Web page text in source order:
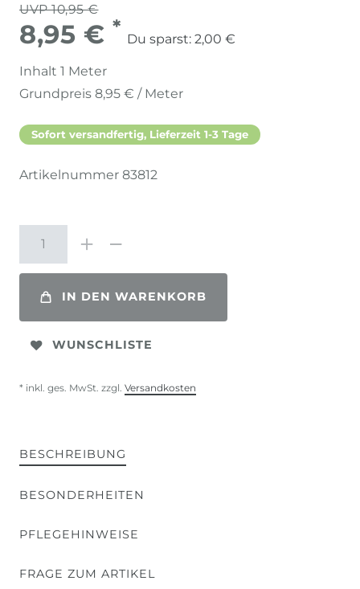
UVP 10,95 €
8,95 € *
Du sparst: 2,00 €
Inhalt 1 Meter
Grundpreis 8,95 € / Meter
Sofort versandfertig, Lieferzeit 1-3 Tage
Artikelnummer 83812
IN DEN WARENKORB
WUNSCHLISTE
* inkl. ges. MwSt. zzgl. Versandkosten
BESCHREIBUNG
BESONDERHEITEN
PFLEGEHINWEISE
FRAGE ZUM ARTIKEL